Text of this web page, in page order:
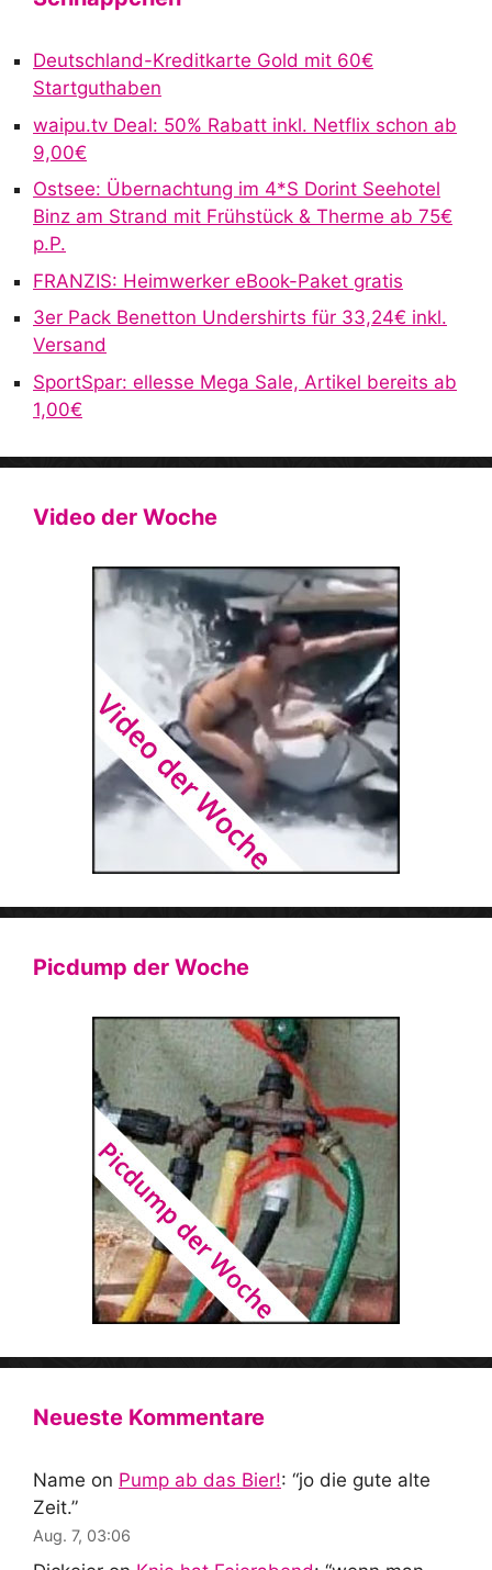
n
t
Deutschland-Kreditkarte Gold mit 60€
Startguthaben
waipu.tv Deal: 50% Rabatt inkl. Netflix schon ab
9,00€
Ostsee: Übernachtung im 4*S Dorint Seehotel
Binz am Strand mit Frühstück & Therme ab 75€
p.P.
FRANZIS: Heimwerker eBook-Paket gratis
3er Pack Benetton Undershirts für 33,24€ inkl.
Versand
SportSpar: ellesse Mega Sale, Artikel bereits ab
1,00€
Video der Woche
Picdump der Woche
Neueste Kommentare
Name on Pump ab das Bier!: “jo die gute alte
Zeit.”
Aug. 7, 03:06